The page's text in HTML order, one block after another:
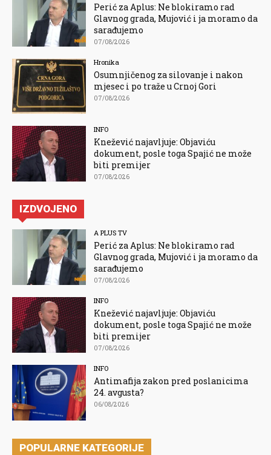
Perić za Aplus: Ne blokiramo rad
Glavnog grada, Mujović i ja moramo da
sarađujemo
07/08/2026
Hronika
Osumnjičenog za silovanje i nakon
mjesec i po traže u Crnoj Gori
07/08/2026
INFO
Knežević najavljuje: Objaviću
dokument, posle toga Spajić ne može
biti premijer
07/08/2026
IZDVOJENO
A PLUS TV
Perić za Aplus: Ne blokiramo rad
Glavnog grada, Mujović i ja moramo da
sarađujemo
07/08/2026
INFO
Knežević najavljuje: Objaviću
dokument, posle toga Spajić ne može
biti premijer
07/08/2026
INFO
Antimafija zakon pred poslanicima
24. avgusta?
06/08/2026
POPULARNE KATEGORIJE